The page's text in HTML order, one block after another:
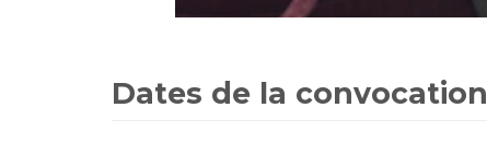
Dates de la convocation